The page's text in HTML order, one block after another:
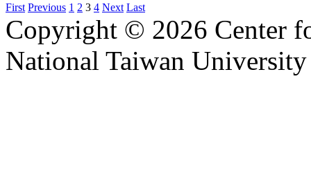
First Previous 1 2 3 4 Next Last
Copyright © 2026 Center
National Taiwan University